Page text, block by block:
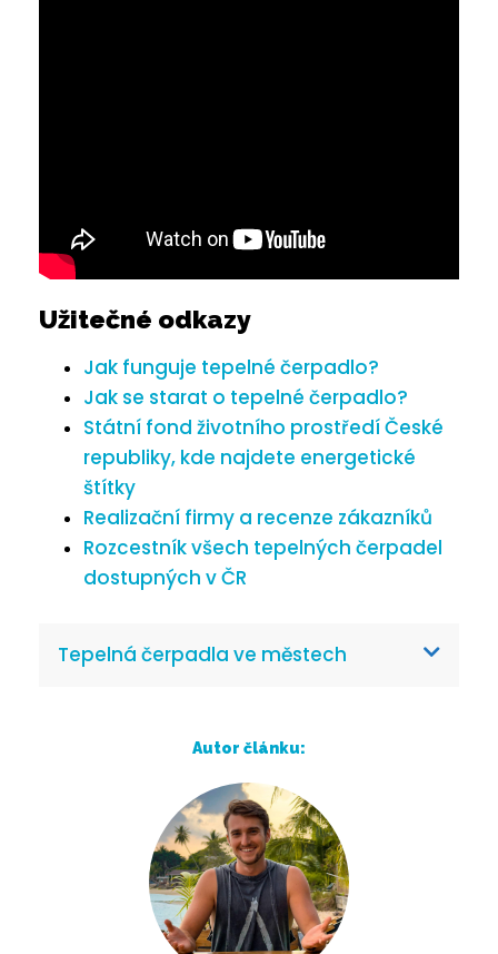
Užitečné odkazy
Jak funguje tepelné čerpadlo?
Jak se starat o tepelné čerpadlo?
Státní fond životního prostředí České
republiky, kde najdete energetické
štítky
Realizační firmy a recenze zákazníků
Rozcestník všech tepelných čerpadel
dostupných v ČR
Tepelná čerpadla ve městech
Autor článku: